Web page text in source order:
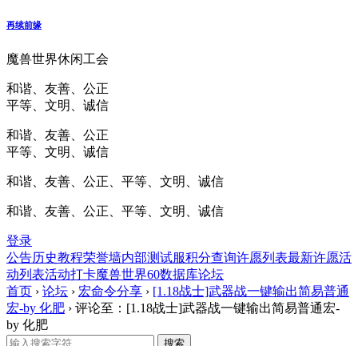
再续前缘
魔兽世界休闲工会
和谐、友善、公正
平等、文明、诚信
和谐、友善、公正
平等、文明、诚信
和谐、友善、公正、平等、文明、诚信
和谐、友善、公正、平等、文明、诚信
登录
公告历史教程荣誉墙内部测试服积分查询许愿列表最新许愿活
动列表活动打卡魔兽世界60数据库论坛
首页 › 论坛 › 宏命令分享 › [1.18战士]武器战一键输出简易普通
宏-by 化肥 › 评论至：[1.18战士]武器战一键输出简易普通宏-
by 化肥